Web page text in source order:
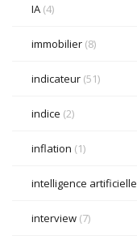
IA (4)
immobilier (8)
indicateur (51)
indice (2)
inflation (1)
intelligence artificielle
interview (7)